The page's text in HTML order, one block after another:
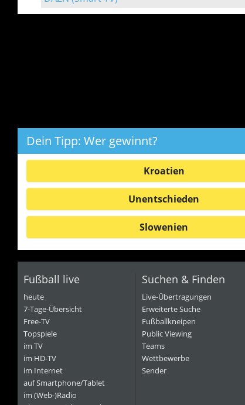
Dein Tipp: Wer gewinnt?
Kroatien
Unentschieden
Slowenien
Fußball live
heute
7-Tage-Übersicht
Free-TV
Topspiele
im TV
im HD-TV
im Internet
auf Smartphone/Tablet
im (Web-)Radio
Suchen & Finden
Live-Übertragungen
Erweiterte Suche
Fußballkneipen
Public Viewing
Teams
Wettbewerbe
Sender